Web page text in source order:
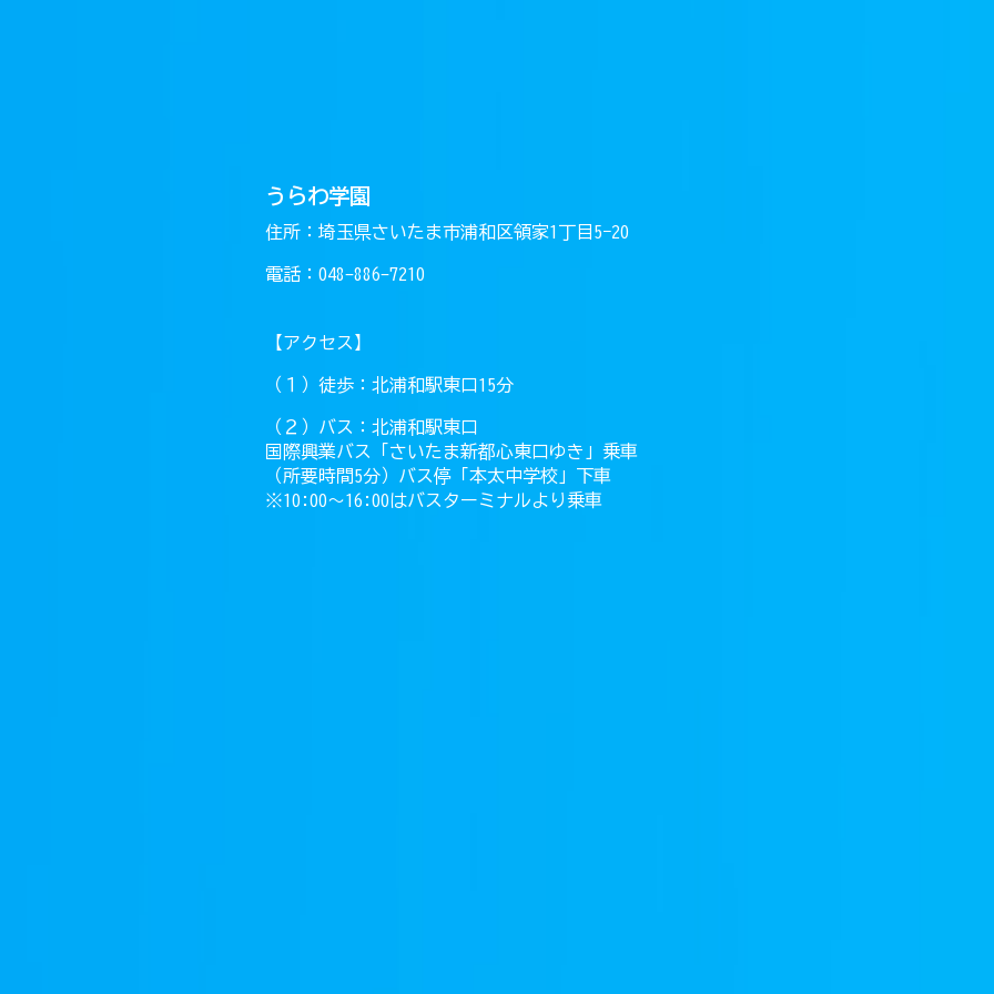
うらわ学園
住所：埼玉県さいたま市浦和区領家1丁目5−20
電話：048-886-7210
【アクセス】
（１）徒歩：北浦和駅東口15分
（２）バス：北浦和駅東口
国際興業バス「さいたま新都心東口ゆき」乗車
（所要時間5分）バス停「本太中学校」下車
※10:00〜16:00はバスターミナルより乗車